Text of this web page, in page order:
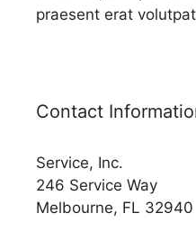
praesent erat
Contact
Service, Inc.
246 Service Way
Melbourne, FL 32940